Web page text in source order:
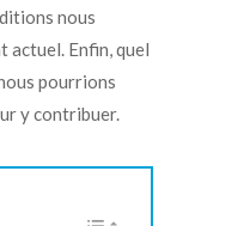
nous
actuel. Enfin, quel
pourrions
y contribuer.